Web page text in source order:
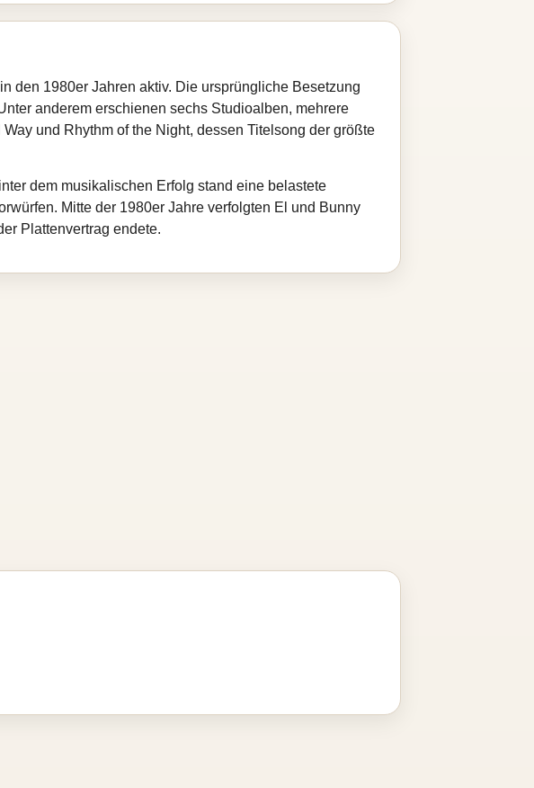
den 1980er Jahren aktiv. Die ursprüngliche Besetzung
anderem erschienen sechs Studioalben, mehrere
und Rhythm of the Night, dessen Titelsong der größte
dem musikalischen Erfolg stand eine belastete
Mitte der 1980er Jahre verfolgten El und Bunny
Plattenvertrag endete.